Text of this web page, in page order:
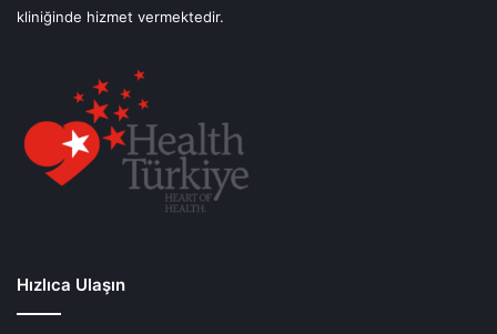
kliniğinde hizmet vermektedir.
Hızlıca Ulaşın